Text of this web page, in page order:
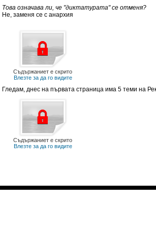
Това означава ли, че "диктатурата" се отменя?
Не, заменя се с анархия
Съдържаниет е скрито
Влезте за да го видите
Гледам, днес на първата страница има 5 теми на
Съдържаниет е скрито
Влезте за да го видите